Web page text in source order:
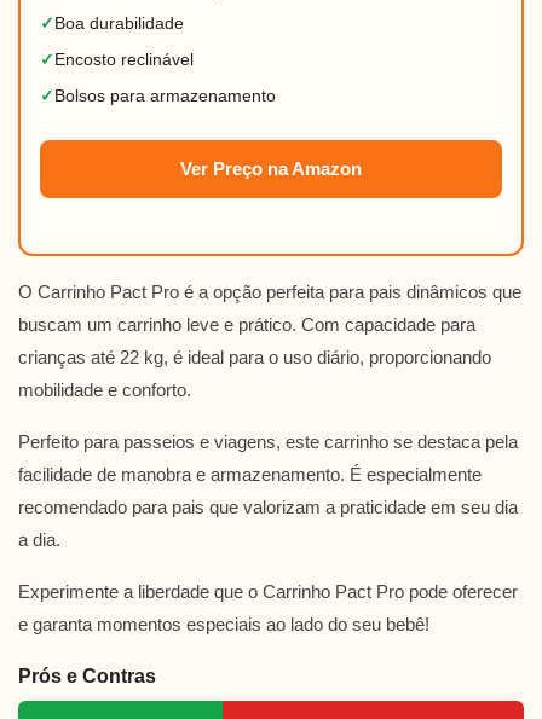
✓ Boa durabilidade
✓ Encosto reclinável
✓ Bolsos para armazenamento
Ver Preço na Amazon
O Carrinho Pact Pro é a opção perfeita para pais dinâmicos que
buscam um carrinho leve e prático. Com capacidade para
crianças até 22 kg, é ideal para o uso diário, proporcionando
mobilidade e conforto.
Perfeito para passeios e viagens, este carrinho se destaca pela
facilidade de manobra e armazenamento. É especialmente
recomendado para pais que valorizam a praticidade em seu dia
a dia.
Experimente a liberdade que o Carrinho Pact Pro pode oferecer
e garanta momentos especiais ao lado do seu bebê!
Prós e Contras